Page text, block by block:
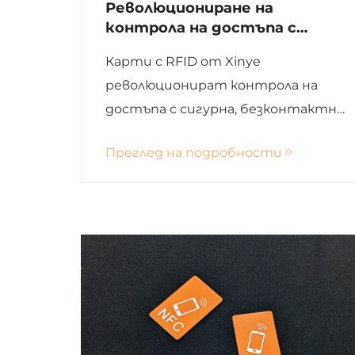
Революциониране на
контрола на достъпа с
Карти с RFID от Xinye
революционират контрола на
достъпа с сигурна, безконтактна
Изживейте превъзходната
Преглед на подробности